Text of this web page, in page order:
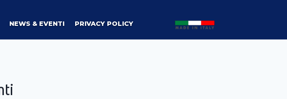
NEWS & EVENTI PRIVACY POLICY